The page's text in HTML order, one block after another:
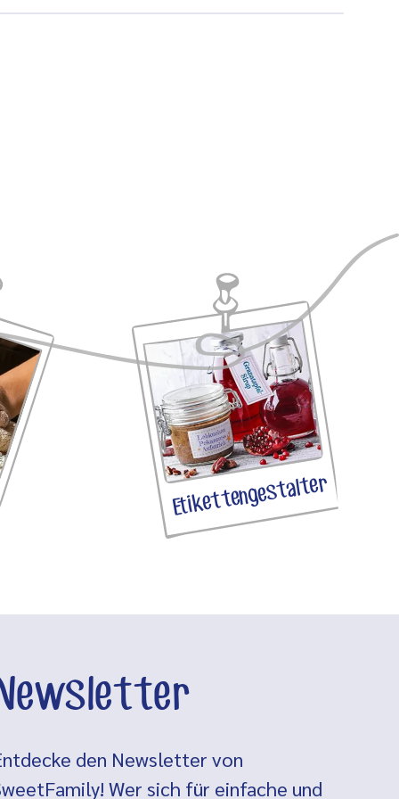
Etikettengestalter
den Newsletter von
Wer sich für einfache und